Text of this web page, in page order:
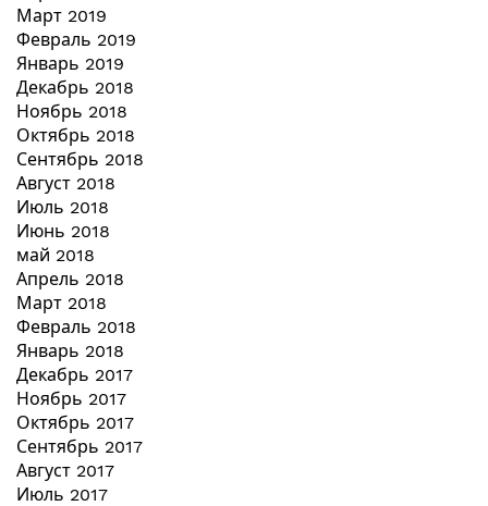
Март 2019
Февраль 2019
Январь 2019
Декабрь 2018
Ноябрь 2018
Октябрь 2018
Сентябрь 2018
Август 2018
Июль 2018
Июнь 2018
май 2018
Апрель 2018
Март 2018
Февраль 2018
Январь 2018
Декабрь 2017
Ноябрь 2017
Октябрь 2017
Сентябрь 2017
Август 2017
Июль 2017